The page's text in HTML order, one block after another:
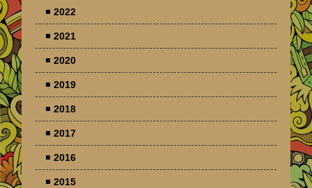
2022
2021
2020
2019
2018
2017
2016
2015